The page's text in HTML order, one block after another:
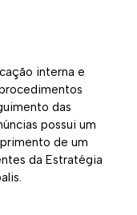
interna e
das
possui um
de um
da Estratégia